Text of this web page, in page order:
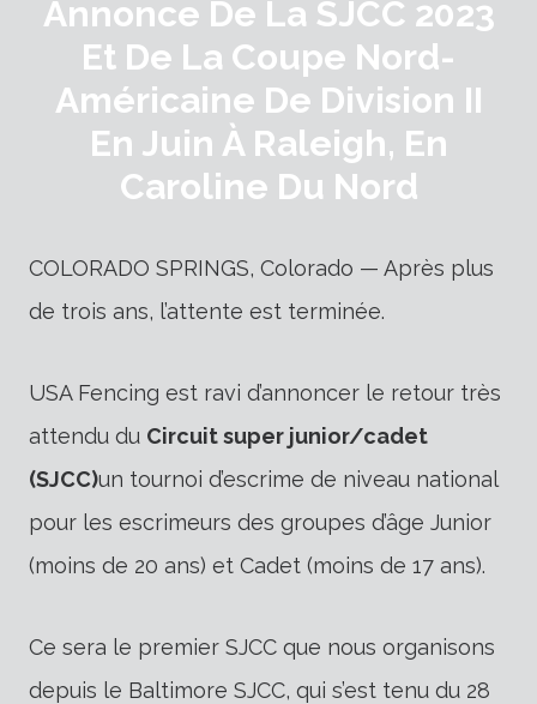
Annonce De La SJCC 2023
Et De La Coupe Nord-
Américaine De Division II
En Juin À Raleigh, En
Caroline Du Nord
COLORADO SPRINGS, Colorado — Après plus
de trois ans, l’attente est terminée.
USA Fencing est ravi d’annoncer le retour très
attendu du Circuit super junior/cadet
(SJCC)un tournoi d’escrime de niveau national
pour les escrimeurs des groupes d’âge Junior
(moins de 20 ans) et Cadet (moins de 17 ans).
Ce sera le premier SJCC que nous organisons
depuis le Baltimore SJCC, qui s’est tenu du 28